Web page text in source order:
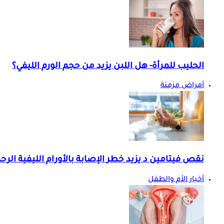
الحليب للمرأة- هل اللبن يزيد من حجم الورم الليفي؟
أمراض مزمنة
نقص فيتامين د يزيد خطر الإصابة بالأورام الليفية
أخبار الأم والطفل